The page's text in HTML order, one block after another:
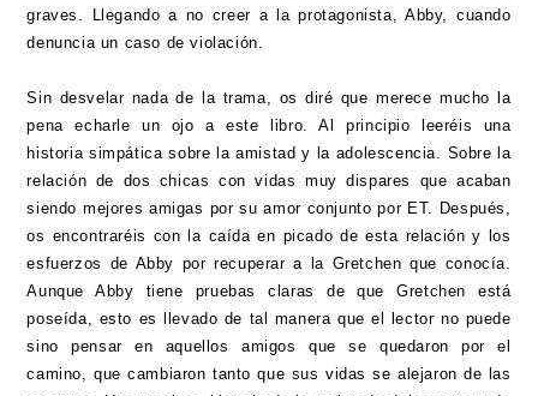
graves. Llegando a no creer a la protagonista, Abby, cuando
denuncia un caso de violación.
Sin desvelar nada de la trama, os diré que merece mucho la
pena echarle un ojo a este libro. Al principio leeréis una
historia simpática sobre la amistad y la adolescencia. Sobre la
relación de dos chicas con vidas muy dispares que acaban
siendo mejores amigas por su amor conjunto por ET. Después,
os encontraréis con la caída en picado de esta relación y los
esfuerzos de Abby por recuperar a la Gretchen que conocía.
Aunque Abby tiene pruebas claras de que Gretchen está
poseída, esto es llevado de tal manera que el lector no puede
sino pensar en aquellos amigos que se quedaron por el
camino, que cambiaron tanto que sus vidas se alejaron de las